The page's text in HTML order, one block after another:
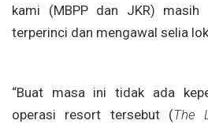
kami (MBPP dan JKR) masih
terperinci dan mengawal selia
“Buat masa ini tidak ada
operasi resort tersebut (The